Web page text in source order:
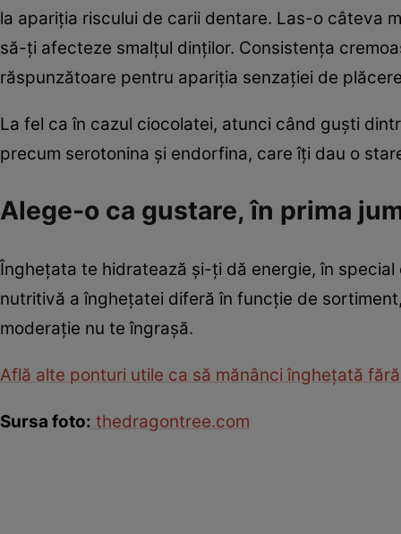
la apariţia riscului de carii dentare. Las-o câteva
să-ţi afecteze smalţul dinţilor. Consistenţa
răspunzătoare pentru apariţia senzaţiei de
La fel ca în cazul ciocolatei, atunci când guşti
precum serotonina şi endorfina, care îţi dau o
Alege-o ca gustare, în prima
Îngheţata te hidratează şi-ţi dă energie, în
nutritivă a îngheţatei diferă în funcţie de
moderaţie nu te îngraşă.
Află alte ponturi utile ca să mănânci îngheţată
Sursa foto: thedragontree.com